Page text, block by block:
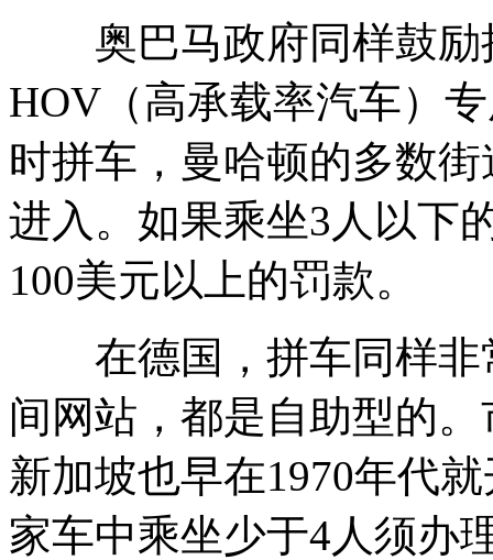
奥巴马政府同样鼓励
HOV（高承载率汽车）
时拼车，曼哈顿的多数
进入。如果乘坐3人以下
100美元以上的罚款。
在德国，拼车同样非
间网站，都是自助型的
新加坡也早在1970年代
家车中乘坐少于4人须办